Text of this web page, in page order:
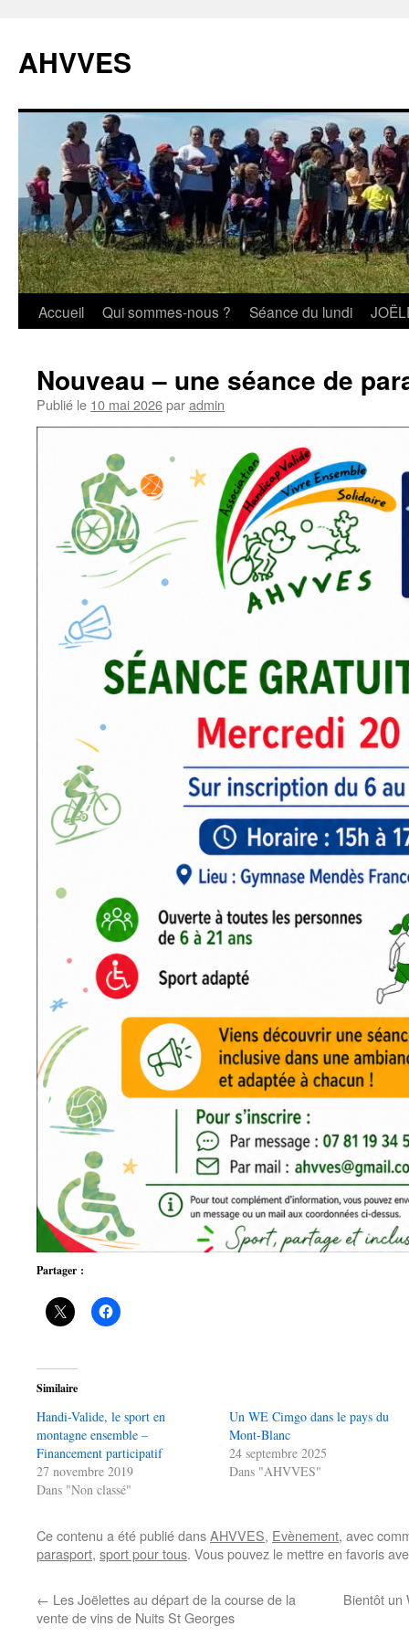
contenu
AHVVES
Accueil Qui sommes-nous ? Séance du lundi
Nouveau – une séance de
Publié le 10 mai 2026paradmin
Partager :
Similaire
Handi-Valide, le sport en
montagne ensemble –
Financement participatif
27 novembre 2019
Dans "Non classé"
Un WE Cimgo dans le pays du
Mont-Blanc
24 septembre 2025
Dans "AHVVES"
Ce contenu a été publié dansAHVVES, Evènement, avec
parasport, sport pour tous. Vous pouvez le mettre en favoris
← Les Joëlettes au départ de la course de la
vente de vins de Nuits St Georges
Bientôt un